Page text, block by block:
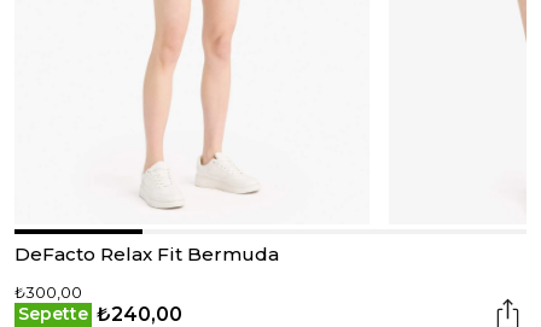
DeFacto Relax Fit Bermuda
₺300,00
Sepette ₺240,00